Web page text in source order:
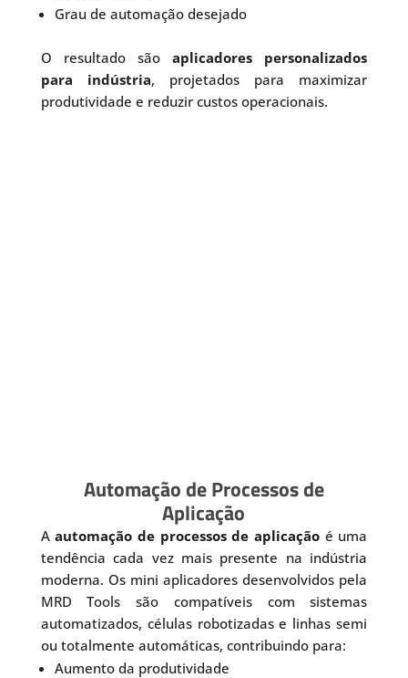
Grau de automação desejado
O resultado sãoaplicadores personalizados
para indústria, projetados para maximizar
produtividade e reduzir custos operacionais.
Automação de Processos de
Aplicação
Aautomação de processos de aplicaçãoé uma
tendência cada vez mais presente na indústria
moderna. Os mini aplicadores desenvolvidos pela
MRD Tools são compatíveis com sistemas
automatizados, células robotizadas e linhas semi
ou totalmente automáticas, contribuindo para:
Aumento da produtividade